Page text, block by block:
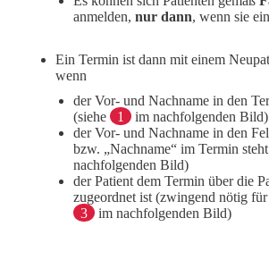
anmelden, nur dann, wenn sie
Ein Termin ist dann mit einem
wenn
der Vor- und Nachname in den
(siehe
1
im nachfolgenden Bild)
der Vor- und Nachname in den
bzw. „Nachname“ im Termin
nachfolgenden Bild)
der Patient dem Termin über die
zugeordnet ist (zwingend nötig für
3
im nachfolgenden Bild)